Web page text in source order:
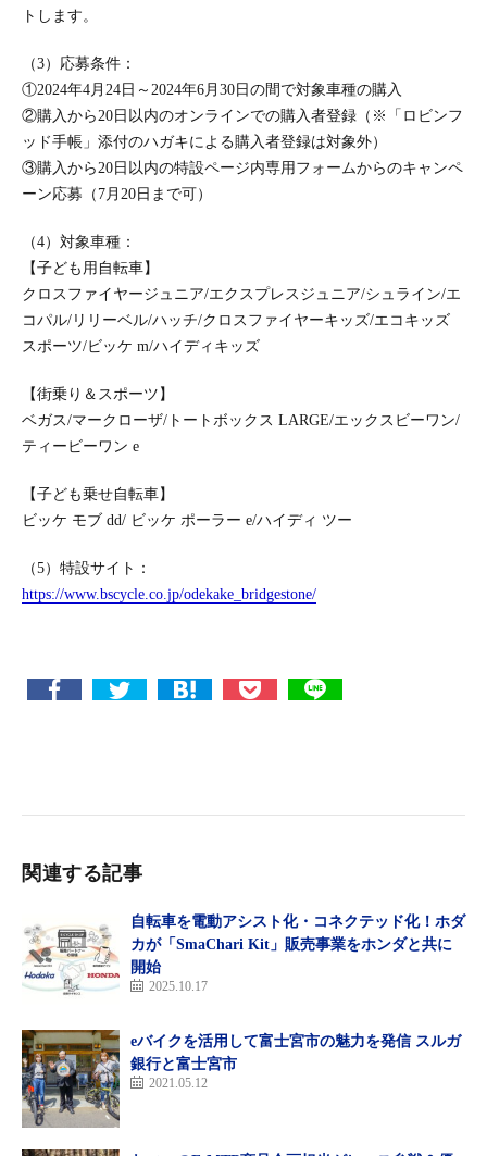
トします。
（3）応募条件：
①2024年4月24日～2024年6月30日の間で対象車種の購入
②購入から20日以内のオンラインでの購入者登録（※「ロビンフ
ッド手帳」添付のハガキによる購入者登録は対象外）
③購入から20日以内の特設ページ内専用フォームからのキャンペ
ーン応募（7月20日まで可）
（4）対象車種：
【子ども用自転車】
クロスファイヤージュニア/エクスプレスジュニア/シュライン/エ
コパル/リリーベル/ハッチ/クロスファイヤーキッズ/エコキッズ
スポーツ/ビッケ m/ハイディキッズ
【街乗り＆スポーツ】
ベガス/マークローザ/トートボックス LARGE/エックスビーワン/
ティービーワン e
【子ども乗せ自転車】
ビッケ モブ dd/ ビッケ ポーラー e/ハイディ ツー
（5）特設サイト：
https://www.bscycle.co.jp/odekake_bridgestone/
関連する記事
自転車を電動アシスト化・コネクテッド化！ホダ
カが「SmaChari Kit」販売事業をホンダと共に
開始
2025.10.17
eバイクを活用して富士宮市の魅力を発信 スルガ
銀行と富士宮市
2021.05.12